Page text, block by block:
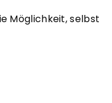
Möglichkeit, selbst